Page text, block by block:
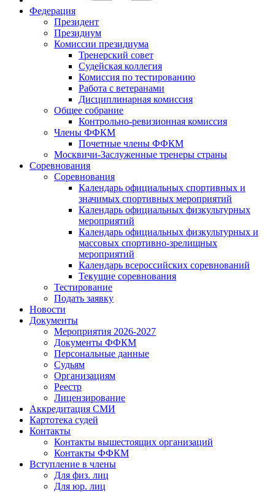
Федерация
Президент
Президиум
Комиссии президиума
Тренерский совет
Судейская коллегия
Комиссия по тестированию
Работа с ветеранами
Дисциплинарная комиссия
Общее собрание
Контрольно-ревизионная комиссия
Члены ФФКМ
Почетные члены ФФКМ
Москвичи-Заслуженные тренеры страны
Соревнования
Соревнования
Календарь официальных спортивных и
значимых спортивных мероприятий
Календарь официальных физкультурных
мероприятий
Календарь официальных физкультурных и
массовых спортивно-зрелищных
мероприятий
Календарь всероссийских соревнований
Текущие соревнования
Тестирование
Подать заявку
Новости
Документы
Мероприятия 2026-2027
Документы ФФКМ
Персональные данные
Судьям
Организациям
Реестр
Лицензирование
Аккредитация СМИ
Картотека судей
Контакты
Контакты вышестоящих организаций
Контакты ФФКМ
Вступление в члены
Для физ. лиц
Для юр. лиц